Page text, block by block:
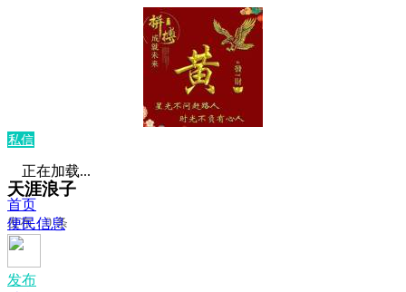
私信
天涯浪子
发布：0 条
正在加载...
首页
便民信息
发布